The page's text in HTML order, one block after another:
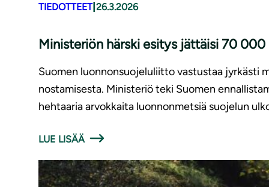
TIEDOTTEET| 26.3.2026
Ministeriön härski esitys jättäisi 70
Suomen luonnonsuojeluliitto vastustaa jyrkästi
nostamisesta. Ministeriö teki Suomen
hehtaaria arvokkaita luonnonmetsiä suojelun
LUE LISÄÄ